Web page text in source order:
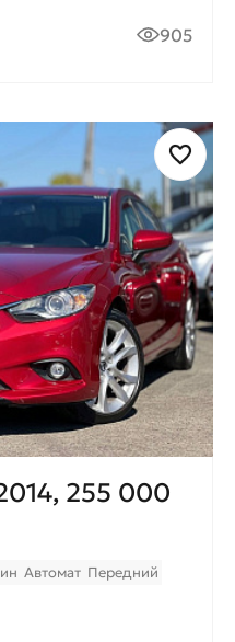
905
255 000
Автомат Передний